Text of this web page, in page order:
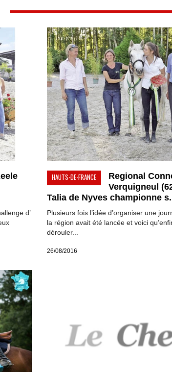
d’
HAUTS-DE-FRANCE
Regional
Verquigneul
Talia de Nyves championne
Plusieurs fois l’idée d’organiser une
la région avait été lancée et voici
dérouler...
26/08/2016